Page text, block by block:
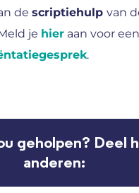
de scriptiehulp van
je hier aan voor een
.
geholpen? Deel
anderen: